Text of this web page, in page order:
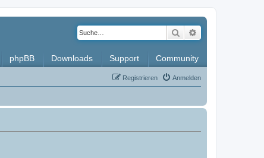
Suche
phpBB Downloads Support Community
Anmelden
Registrieren